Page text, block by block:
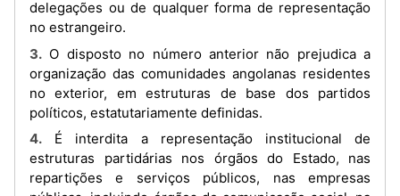
delegações ou de qualquer forma de representação
no estrangeiro.
3. O disposto no número anterior não prejudica a
organização das comunidades angolanas residentes
no exterior, em estruturas de base dos partidos
políticos, estatutariamente definidas.
4. É interdita a representação institucional de
estruturas partidárias nos órgãos do Estado, nas
repartições e serviços públicos, nas empresas